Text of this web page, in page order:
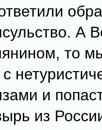
А
то
и
из